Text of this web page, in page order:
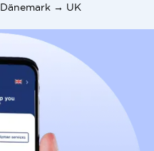
Dänemark → UK